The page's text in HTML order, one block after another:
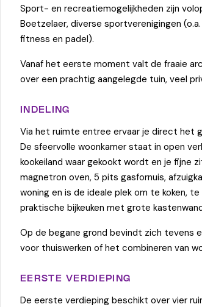
Sport- en recreatiemogelijkheden zijn
Boetzelaer, diverse sportverenigingen
fitness en padel).
Vanaf het eerste moment valt de fraaie
over een prachtig aangelegde tuin, veel
INDELING
Via het ruimte entree ervaar je direct het
De sfeervolle woonkamer staat in open
kookeiland waar gekookt wordt en je fijne
magnetron oven, 5 pits gasfornuis,
woning en is de ideale plek om te koken,
praktische bijkeuken met grote
Op de begane grond bevindt zich tevens
voor thuiswerken of het combineren van
EERSTE VERDIEPING
De eerste verdieping beschikt over vier